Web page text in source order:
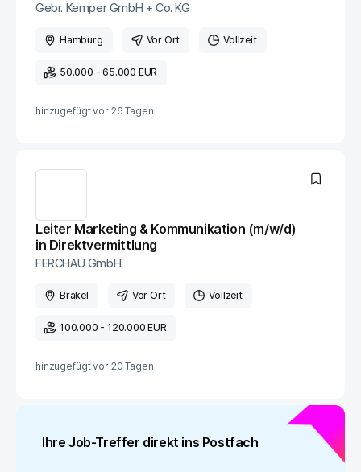
Gebr. Kemper GmbH + Co. KG
Hamburg Vor Ort Vollzeit
50.000 - 65.000 EUR
hinzugefügt vor 26 Tagen
Leiter Marketing & Kommunikation (m/w/d)
in Direktvermittlung
FERCHAU GmbH
Brakel Vor Ort Vollzeit
100.000 - 120.000 EUR
hinzugefügt vor 20 Tagen
Ihre Job-Treffer direkt ins Postfach